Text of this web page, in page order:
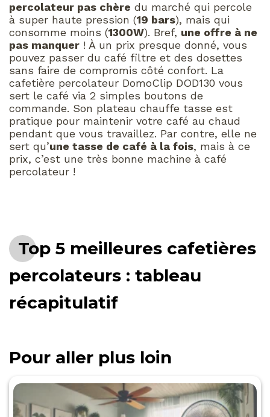
percolateur pas chère du marché qui percole
à super haute pression (19 bars), mais qui
consomme moins (1300W). Bref, une offre à ne
pas manquer ! À un prix presque donné, vous
pouvez passer du café filtre et des dosettes
sans faire de compromis côté confort. La
cafetière percolateur DomoClip DOD130 vous
sert le café via 2 simples boutons de
commande. Son plateau chauffe tasse est
pratique pour maintenir votre café au chaud
pendant que vous travaillez. Par contre, elle ne
sert qu’une tasse de café à la fois, mais à ce
prix, c’est une très bonne machine à café
percolateur !
Top 5 meilleures cafetières
percolateurs : tableau
récapitulatif
Pour aller plus loin